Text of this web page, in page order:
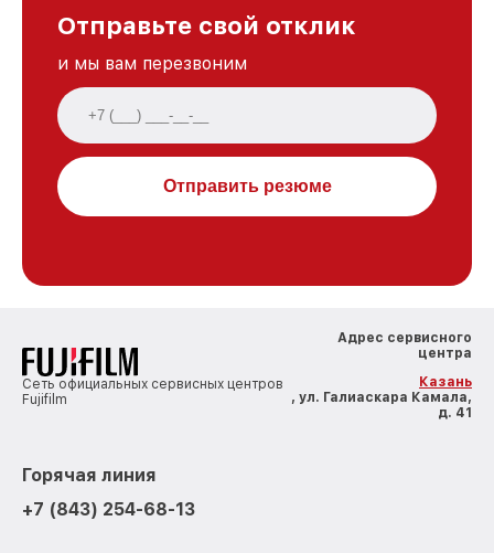
Отправьте свой отклик
и мы вам перезвоним
Сеть официальных сервисных центров
Fujifilm
Адрес сервисного
центра
Казань
, ул. Галиаскара Камала,
д. 41
Горячая линия
+7 (843) 254-68-13